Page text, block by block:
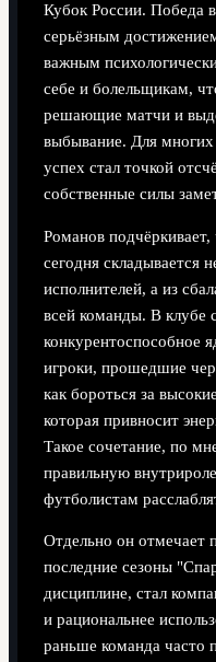
Кубок России. Победа
серьёзным
важным
себе и болельщикам,
решающие матчи и
выбывание. Для
успех стал точкой
собственные силы
Романов
сегодня складывается
исполнителей, а из
всей команды. В клубе
конкурентоспособное
игроки, прошедшие
как бороться за
которая привносит
Такое сочетание, по
правильную
футболистам
Отдельно он отмечает
последние сезоны
дисциплине, стал
и рациональнее
раньше команда часто